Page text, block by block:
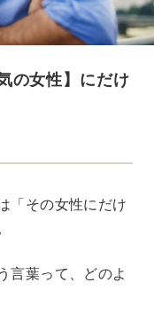
の女性】にだけ
「その女性にだけ
言葉って、どのよ